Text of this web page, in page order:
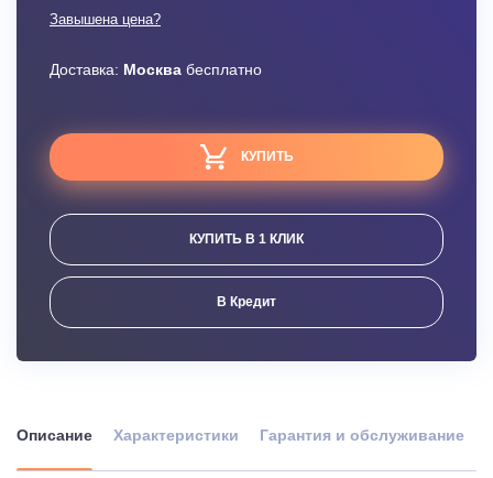
Завышена цена?
Доставка: Москва бесплатно
КУПИТЬ
КУПИТЬ В 1 КЛИК
В Кредит
Описание Характеристики Гарантия и обслуживание